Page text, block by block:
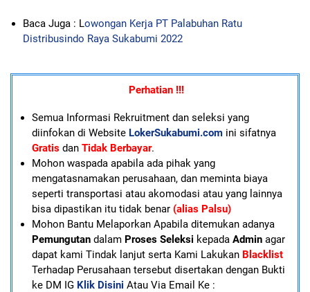
Baca Juga : Lowongan Kerja PT Palabuhan Ratu
Distribusindo Raya Sukabumi 2022
Perhatian !!!
Semua Informasi Rekruitment dan seleksi yang
diinfokan di Website LokerSukabumi.comini sifatnya
Gratisdan Tidak Berbayar.
Mohon waspada apabila ada pihak yang
mengatasnamakan perusahaan, dan meminta biaya
seperti transportasi atau akomodasi atau yang lainnya
bisa dipastikan itu tidak benar (alias Palsu)
Mohon Bantu Melaporkan Apabila ditemukan adanya
Pemungutandalam Proses Seleksi kepada Adminagar
dapat kami Tindak lanjut serta Kami LakukanBlacklist
Terhadap Perusahaan tersebut disertakan dengan Bukti
ke DM IG Klik Disini Atau Via Email Ke :